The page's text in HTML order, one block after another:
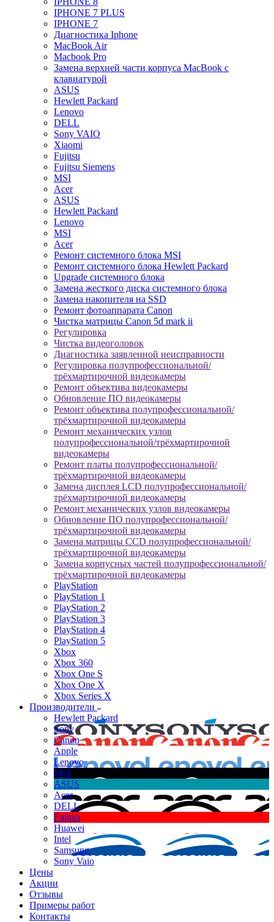
IPHONE 7 PLUS
IPHONE 7
Диагностика Iphone
MacBook Air
Macbook Pro
Замена верхней части корпуса MacBook с
клавиатурой
ASUS
Hewlett Packard
Lenovo
DELL
Sony VAIO
Xiaomi
Fujitsu
Fujitsu Siemens
MSI
Acer
ASUS
Hewlett Packard
Lenovo
MSI
Acer
Ремонт системного блока MSI
Ремонт системного блока Hewlett Packard
Upgrade системного блока
Замена жесткого диска системного блока
Замена накопителя на SSD
Ремонт фотоаппарата Canon
Чистка матрицы Canon 5d mark ii
Регулировка
Чистка видеоголовок
Диагностика заявленной неисправности
Регулировка полупрофессиональной/
трёхмартирочной видеокамеры
Ремонт объектива видеокамеры
Обновление ПО видеокамеры
Ремонт объектива полупрофессиональной/
трёхмартирочной видеокамеры
Ремонт механических узлов
полупрофессиональной/трёхмартирочной
видеокамеры
Ремонт платы полупрофессиональной/
трёхмартирочной видеокамеры
Замена дисплея LCD полупрофессиональной/
трёхмартирочной видеокамеры
Ремонт механических узлов видеокамеры
Обновление ПО полупрофессиональной/
трёхмартирочной видеокамеры
Замена матрицы CCD полупрофессиональной/
трёхмартирочной видеокамеры
Замена корпусных частей полупрофессиональной/
трёхмартирочной видеокамеры
PlayStation
PlayStation 1
PlayStation 2
PlayStation 3
PlayStation 4
PlayStation 5
Xbox
Xbox 360
Xbox One S
Xbox One X
Xbox Series X
Производители
Hewlett Packard
Sony
Canon
Apple
Lenovo
MSI
ASUS
Acer
DELL
Fujitsu
Huawei
Intel
Samsung
Sony Vaio
Цены
Акции
Отзывы
Примеры работ
Контакты